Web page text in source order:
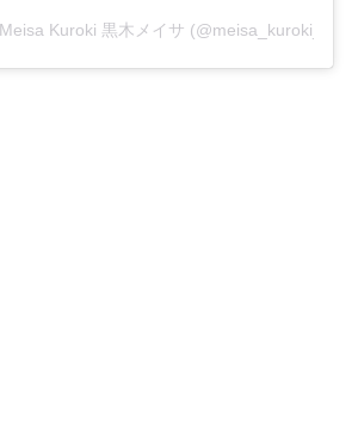
Kuroki 黒木メイサ (@meisa_kuroki_)